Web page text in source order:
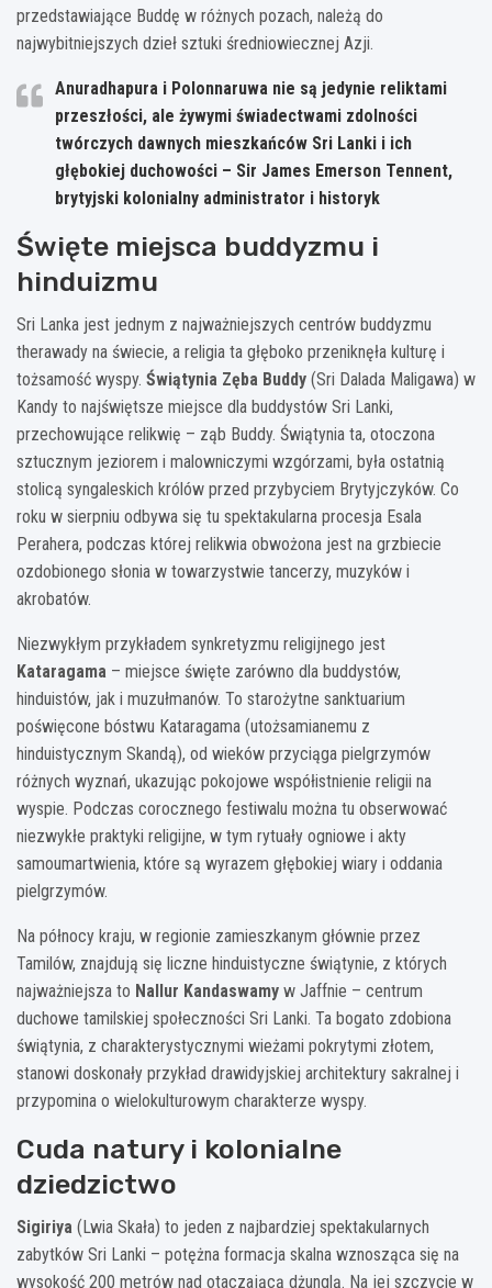
przedstawiające Buddę w różnych pozach, należą do
najwybitniejszych dzieł sztuki średniowiecznej Azji.
Anuradhapura i Polonnaruwa nie są jedynie reliktami
przeszłości, ale żywymi świadectwami zdolności
twórczych dawnych mieszkańców Sri Lanki i ich
głębokiej duchowości – Sir James Emerson Tennent,
brytyjski kolonialny administrator i historyk
Święte miejsca buddyzmu i
hinduizmu
Sri Lanka jest jednym z najważniejszych centrów buddyzmu
therawady na świecie, a religia ta głęboko przeniknęła kulturę i
tożsamość wyspy. Świątynia Zęba Buddy (Sri Dalada Maligawa) w
Kandy to najświętsze miejsce dla buddystów Sri Lanki,
przechowujące relikwię – ząb Buddy. Świątynia ta, otoczona
sztucznym jeziorem i malowniczymi wzgórzami, była ostatnią
stolicą syngaleskich królów przed przybyciem Brytyjczyków. Co
roku w sierpniu odbywa się tu spektakularna procesja Esala
Perahera, podczas której relikwia obwożona jest na grzbiecie
ozdobionego słonia w towarzystwie tancerzy, muzyków i
akrobatów.
Niezwykłym przykładem synkretyzmu religijnego jest
Kataragama – miejsce święte zarówno dla buddystów,
hinduistów, jak i muzułmanów. To starożytne sanktuarium
poświęcone bóstwu Kataragama (utożsamianemu z
hinduistycznym Skandą), od wieków przyciąga pielgrzymów
różnych wyznań, ukazując pokojowe współistnienie religii na
wyspie. Podczas corocznego festiwalu można tu obserwować
niezwykłe praktyki religijne, w tym rytuały ogniowe i akty
samoumartwienia, które są wyrazem głębokiej wiary i oddania
pielgrzymów.
Na północy kraju, w regionie zamieszkanym głównie przez
Tamilów, znajdują się liczne hinduistyczne świątynie, z których
najważniejsza to Nallur Kandaswamy w Jaffnie – centrum
duchowe tamilskiej społeczności Sri Lanki. Ta bogato zdobiona
świątynia, z charakterystycznymi wieżami pokrytymi złotem,
stanowi doskonały przykład drawidyjskiej architektury sakralnej i
przypomina o wielokulturowym charakterze wyspy.
Cuda natury i kolonialne
dziedzictwo
Sigiriya (Lwia Skała) to jeden z najbardziej spektakularnych
zabytków Sri Lanki – potężna formacja skalna wznosząca się na
wysokość 200 metrów nad otaczającą dżunglą. Na jej szczycie w